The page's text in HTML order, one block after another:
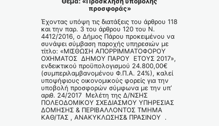
προσφοράς»
Έχοντας υπόψη τις διατάξεις του άρθρου 118
και την παρ. 3 του άρθρου 120 του Ν.
4412/2016, ο Δήμος Πάρου προκειμένου να
συνάψει σύμβαση παροχής υπηρεσιών με
τίτλο: «ΜΙΣΘΩΣΗ ΑΠΟΡΡΙΜΜΑΤΟΦΟΡΟΥ
ΟΧΗΜΑΤΟΣ ΔΗΜΟΥ ΠΑΡΟΥ ΕΤΟΥΣ 2017»,
ενδεικτικού προϋπολογισμού 24.800,00€
(συμπεριλαμβανομένου Φ.Π.Α. 24%), καλεί
υποψήφιους οικονομικούς φορείς για την
υποβολή προσφορών σύμφωνα με την υπ’
αριθ. 24/2017 Μελέτη της Δ/ΝΣΗΣ
ΠΟΛΕΟΔΟΜΙΚΟΥ ΣΧΕΔΙΑΣΜΟΥ ΥΠΗΡΕΣΙAΣ
ΔΟΜΗΣΗΣ & ΠΕΡΙΒΑΛΛΟΝΤΟΣ ΤΜΗΜΑ
ΚΑΘ/ΤΑΣ , ΑΝΑΚΥΚΛΩΣΗΣ& ΠΡΑΣΙΝΟΥ .